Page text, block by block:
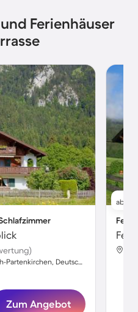
Ferienhäuser
Uffing am Staffelsee, Garmisch-Partenkirchen, Deutschland
Zum Angebot
ab